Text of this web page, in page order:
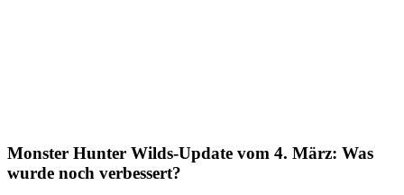
Monster Hunter Wilds-Update vom 4. März: Was
wurde noch verbessert?